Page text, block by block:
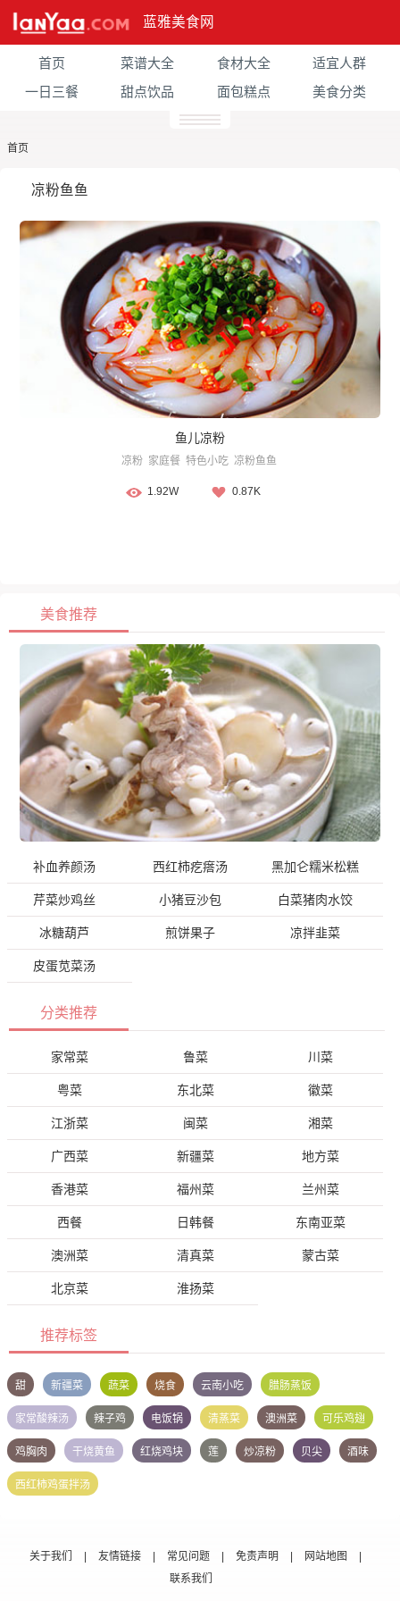
蓝雅美食网
首页 菜谱大全 食材大全
适宜人群
一日三餐
甜点饮品 面包糕点 美食分类
首页
凉粉鱼鱼
鱼儿凉粉
凉粉 家庭餐 特色小吃 凉粉鱼鱼
1.92W 0.87K
美食推荐
补血养颜汤 西红柿疙瘩汤 黑加仑糯米松糕
芹菜炒鸡丝 小猪豆沙包 白菜猪肉水饺
冰糖葫芦 煎饼果子 凉拌韭菜
皮蛋苋菜汤
分类推荐
家常菜 鲁菜 川菜
粤菜 东北菜 徽菜
江浙菜 闽菜 湘菜
广西菜 新疆菜 地方菜
香港菜 福州菜 兰州菜
西餐 日韩餐 东南亚菜
澳洲菜 清真菜 蒙古菜
北京菜 淮扬菜
推荐标签
甜 新疆菜 蔬菜 烧食 云南小吃 腊肠蒸饭
家常酸辣汤 辣子鸡 电饭锅 清蒸菜 澳洲菜 可乐鸡翅
鸡胸肉 干烧黄鱼 红烧鸡块 莲 炒凉粉 贝尖 酒味
西红柿鸡蛋拌汤
关于我们 友情链接 常见问题 免责声明 网站地图
联系我们